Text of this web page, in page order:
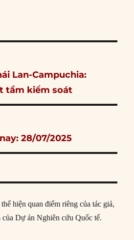
Lan-Campuchia:
tầm kiểm soát
28/07/2025
hiện quan điểm riêng của tác giả,
của Dự án Nghiên cứu Quốc tế.